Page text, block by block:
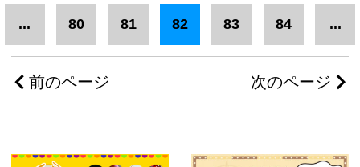
前のページ
... 80 81 82 83 84 ...
次のページ